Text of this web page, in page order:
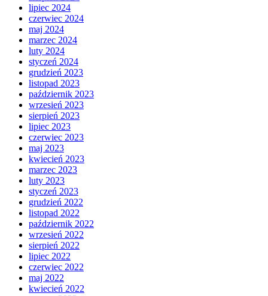
lipiec 2024
czerwiec 2024
maj 2024
marzec 2024
luty 2024
styczeń 2024
grudzień 2023
listopad 2023
październik 2023
wrzesień 2023
sierpień 2023
lipiec 2023
czerwiec 2023
maj 2023
kwiecień 2023
marzec 2023
luty 2023
styczeń 2023
grudzień 2022
listopad 2022
październik 2022
wrzesień 2022
sierpień 2022
lipiec 2022
czerwiec 2022
maj 2022
kwiecień 2022